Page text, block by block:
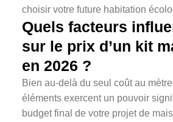
Quels facteurs
sur le prix d’un kit
en 2026 ?
Bien au-delà du seul coût au
éléments exercent un pouvoir
budget final de votre projet de